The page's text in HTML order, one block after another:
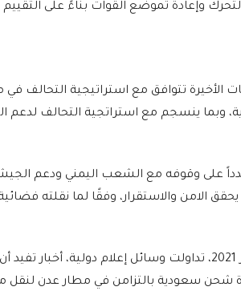
وإعادة تموضع القوات بناءً على
الأخيرة تتوافق مع استراتيجية التحالف
وبما ينسجم مع استراتجية التحالف لدعم
على وقوفه مع الشعب اليمني ودعم
الامن والاستقرار، وفقًا لما نقلته فضائية
والثلاثاء 9 نوفمبر 2021، تداولت وسائل إعلام
شحن سعودية بالتزامن في مطار عدن لنقل